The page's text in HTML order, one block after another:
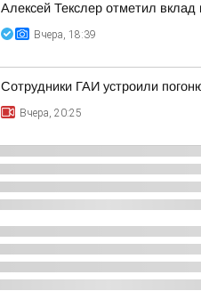
Алексей Текслер отметил
Вчера, 18:39
Сотрудники ГАИ устроили
Вчера, 20:25